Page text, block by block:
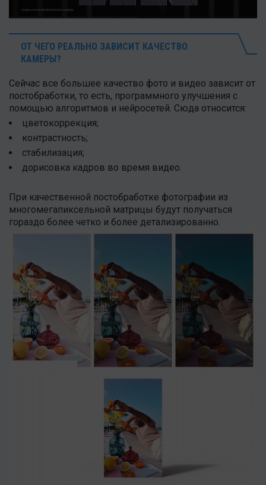
ОТ ЧЕГО РЕАЛЬНО ЗАВИСИТ КАЧЕСТВО
КАМЕРЫ?
Сейчас все большее качество фото и видео зависит от
постобработки, то есть, программного улучшения с
помощью алгоритмов и нейросетей. Сюда относится:
цветокоррекция;
контрастность;
стабилизация;
дорисовка кадров во время видео.
При качественной постобработке фотографии из
многомегапиксельной матрицы будут получаться
гораздо более четко и более детализированно.